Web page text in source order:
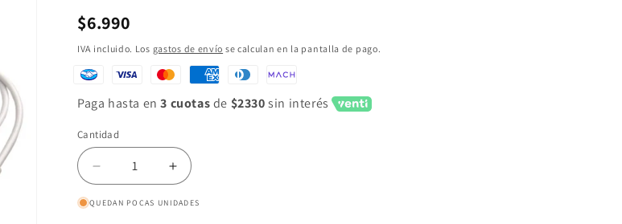
Precio
habitual
$6.990
IVA incluido. Los gastos de envío se calculan en la pantalla de pago.
Paga hasta en3 cuotasde $2330sin interés
Cantidad
Reducir
cantidad
para
Aumentar
cantidad
para
QUEDAN POCAS UNIDADES